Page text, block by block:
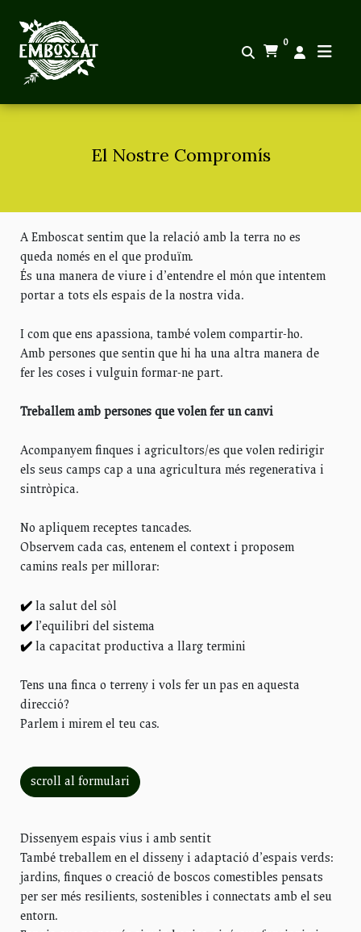
0
El Nostre Compromís
A Emboscat sentim que la relació amb la terra no es
queda només en el que produïm.
És una manera de viure i d’entendre el món que intentem
portar a tots els espais de la nostra vida.
I com que ens apassiona, també volem compartir-ho.
Amb persones que sentin que hi ha una altra manera de
fer les coses i vulguin formar-ne part.
Treballem amb persones que volen fer un canvi
Acompanyem finques i agricultors/es que volen redirigir
els seus camps cap a una agricultura més regenerativa i
sintròpica.
No apliquem receptes tancades.
Observem cada cas, entenem el context i proposem
camins reals per millorar:
✔ la salut del sòl
✔ l’equilibri del sistema
✔ la capacitat productiva a llarg termini
Tens una finca o terreny i vols fer un pas en aquesta
direcció?
Parlem i mirem el teu cas.
scroll al formulari
Dissenyem espais vius i amb sentit
També treballem en el disseny i adaptació d’espais verds:
jardins, finques o creació de boscos comestibles pensats
per ser més resilients, sostenibles i connectats amb el seu
entorn.